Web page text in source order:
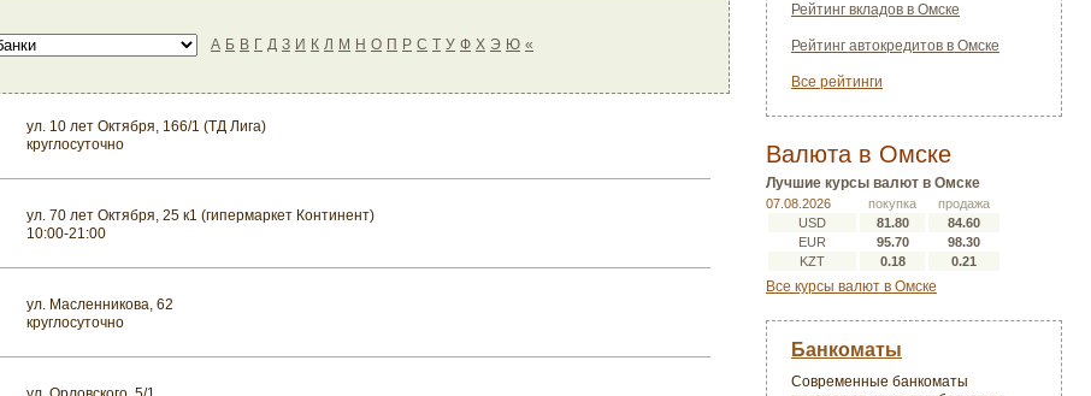
А Б В Г Д З И К Л М Н О П Р С Т У Ф Х Э Ю «
ул. 10 лет Октября, 166/1 (ТД Лига)
круглосуточно
ул. 70 лет Октября, 25 к1 (гипермаркет Континент)
10:00-21:00
ул. Масленникова, 62
круглосуточно
Рейтинг вкладов в Омске
Рейтинг автокредитов в Омске
Все рейтинги
Валюта в Омске
Лучшие курсы валют в Омске
07.08.2026 покупка
продажа
USD
81.80
84.60
EUR
95.70
98.30
KZT
0.18 0.21
Все курсы валют в Омске
Банкоматы
Современные банкоматы